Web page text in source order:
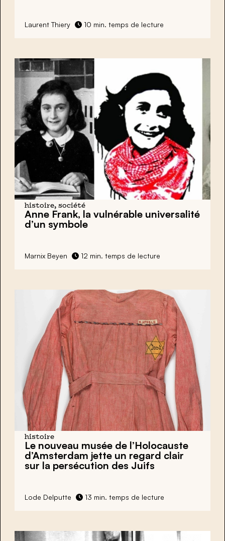
Laurent Thiery 10 min. temps de lecture
histoire, société
Anne Frank, la vulnérable universalité
d’un symbole
Marnix Beyen 12 min. temps de lecture
histoire
Le nouveau musée de l’Holocauste
d’Amsterdam jette un regard clair
sur la persécution des Juifs
Lode Delputte 13 min. temps de lecture